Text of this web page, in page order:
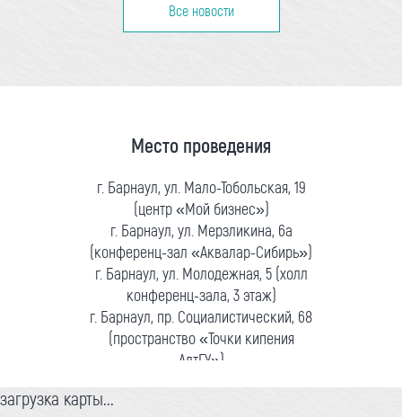
Все новости
Место проведения
г. Барнаул, ул. Мало-Тобольская, 19
(центр «Мой бизнес»)
г. Барнаул, ул. Мерзликина, 6а
(конференц-зал «Аквалар-Сибирь»)
г. Барнаул, ул. Молодежная, 5 (холл
конференц-зала, 3 этаж)
г. Барнаул, пр. Социалистический, 68
(пространство «Точки кипения
АлтГУ»)
загрузка карты...